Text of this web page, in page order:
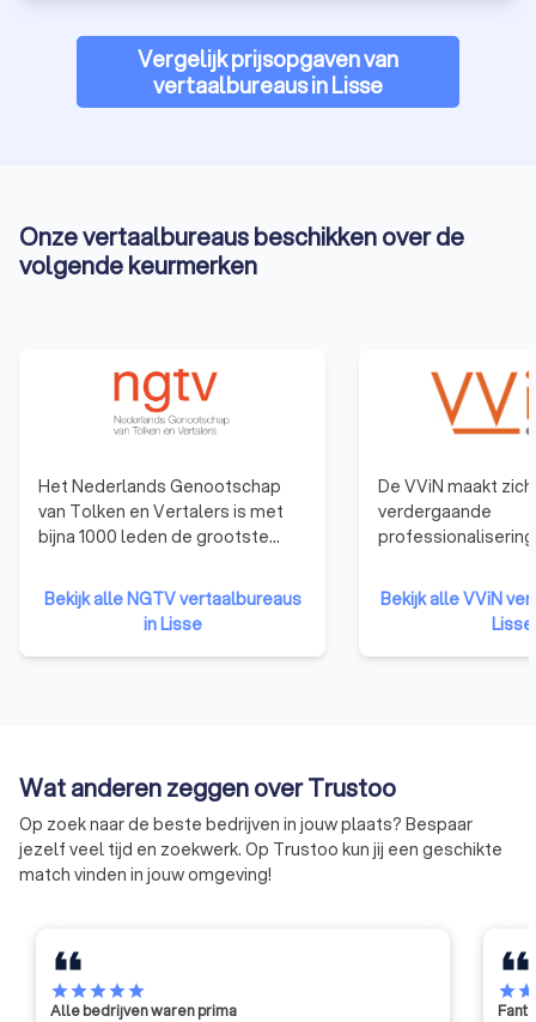
Vergelijk prijsopgaven van
vertaalbureaus in Lisse
Onze vertaalbureaus beschikken over de
volgende keurmerken
Het Nederlands Genootschap
van Tolken en Vertalers is met
bijna 1000 leden de grootste
vertalers in Nederland. Met
specialisten in vrijwel alle talen
en vakgebieden, waaronder
beëdigd vertalers en beëdigd
Bekijk alle NGTV vertaalbureaus
in Lisse
De VViN maakt
verdergaande
professionalisering
vertaalsector. Het
dat klanten er op
vertrouwen dat ze
krijgen die voldoen
Bekijk alle VViN
Lisse
Wat anderen zeggen over Trustoo
Op zoek naar de beste bedrijven in jouw plaats? Bespaar
jezelf veel tijd en zoekwerk. Op Trustoo kun jij een geschikte
match vinden in jouw omgeving!
starstarstarstarstar
Alle bedrijven waren prima
starstar